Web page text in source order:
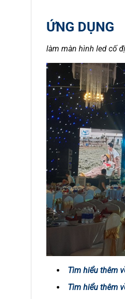
ỨNG DỤNG
làm màn hình led cố
Tìm hiểu thêm
Tìm hiểu thêm